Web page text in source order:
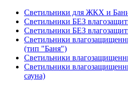
Светильники для ЖКХ и
Светильники БЕЗ
Светильники БЕЗ
Светильники
(тип "Баня")
Светильники
Светильники
сауна)